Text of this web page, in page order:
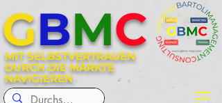
MIT SELBSTVERTRAUEN
DURCH DIE MÄRKTE
NAVIGIEREN
GBMC